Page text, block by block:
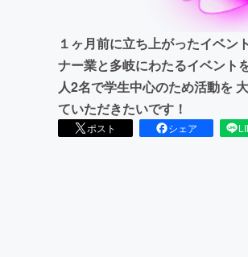
１ヶ月前に立ち上がったイベ
ナー業と多岐にわたるイベント
人2名で学生中心のため活動を
ていただきたいです！
ポスト シェア